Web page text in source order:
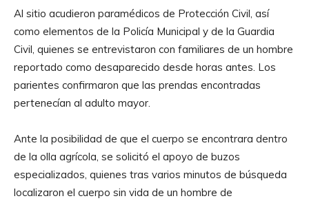
Al sitio acudieron paramédicos de Protección Civil, así
como elementos de la Policía Municipal y de la Guardia
Civil, quienes se entrevistaron con familiares de un hombre
reportado como desaparecido desde horas antes. Los
parientes confirmaron que las prendas encontradas
pertenecían al adulto mayor.
Ante la posibilidad de que el cuerpo se encontrara dentro
de la olla agrícola, se solicitó el apoyo de buzos
especializados, quienes tras varios minutos de búsqueda
localizaron el cuerpo sin vida de un hombre de